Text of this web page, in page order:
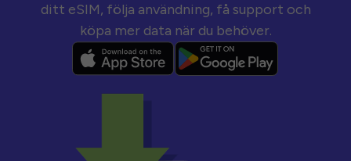
ditt eSIM, följa användning, få support och
köpa mer data när du behöver.